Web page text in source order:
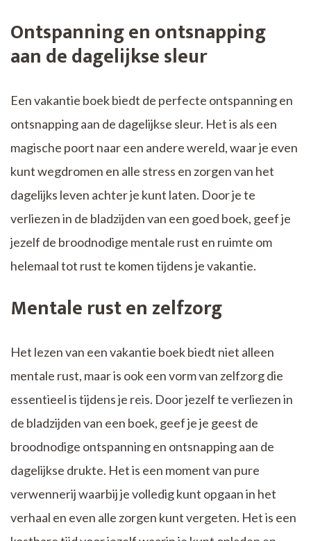
Ontspanning en ontsnapping
aan de dagelijkse sleur
Een vakantie boek biedt de perfecte ontspanning en
ontsnapping aan de dagelijkse sleur. Het is als een
magische poort naar een andere wereld, waar je even
kunt wegdromen en alle stress en zorgen van het
dagelijks leven achter je kunt laten. Door je te
verliezen in de bladzijden van een goed boek, geef je
jezelf de broodnodige mentale rust en ruimte om
helemaal tot rust te komen tijdens je vakantie.
Mentale rust en zelfzorg
Het lezen van een vakantie boek biedt niet alleen
mentale rust, maar is ook een vorm van zelfzorg die
essentieel is tijdens je reis. Door jezelf te verliezen in
de bladzijden van een boek, geef je je geest de
broodnodige ontspanning en ontsnapping aan de
dagelijkse drukte. Het is een moment van pure
verwennerij waarbij je volledig kunt opgaan in het
verhaal en even alle zorgen kunt vergeten. Het is een